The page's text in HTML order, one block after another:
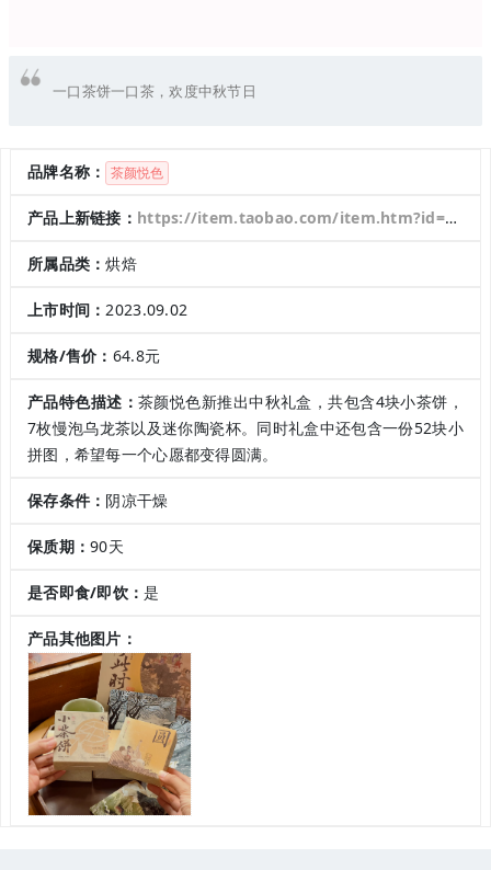
一口茶饼一口茶，欢度中秋节日
品牌名称： 茶颜悦色
产品上新链接： https://item.taobao.com/item.htm?id=736734638814&ns=1&abbucket=12#detail
所属品类：烘焙
上市时间：2023.09.02
规格/售价： 64.8元
产品特色描述：茶颜悦色新推出中秋礼盒，共包含4块小茶饼，
7枚慢泡乌龙茶以及迷你陶瓷杯。同时礼盒中还包含一份52块小
拼图，希望每一个心愿都变得圆满。
保存条件： 阴凉干燥
保质期：90天
是否即食/即饮：是
产品其他图片：